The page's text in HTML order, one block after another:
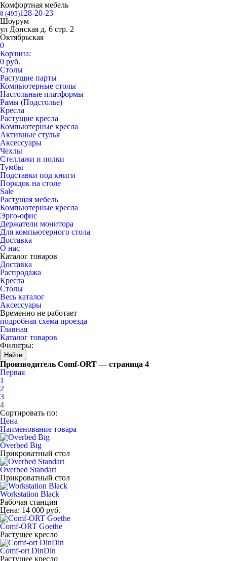
Комфортная мебель
8 (495)128-20-23
Шоурум
ул Донская д. 6 стр. 2
Октябрьская
0
Корзина:
0 руб.
Столы
Растущие парты
Компьютерные столы
Настольные платформы
Рамы (Подстолье)
Кресла
Растущие кресла
Компьютерные кресла
Активные стулья
Аксессуары
Чехлы
Стеллажи и полки
Тумбы
Подставки под книги
Порядок на столе
Sale
Растущая мебель
Компьютерные кресла
Эрго-офис
Держатели монитора
Для компьютерного стола
Доставка
О нас
Каталог товаров
Доставка
Распродажа
Кресла
Столы
Весь каталог
Аксессуары
Временно не работает
подробная схема проезда
Главная
Каталог товаров
Фильтры:
Производитель Comf-ORT — страница 4
Первая
1
2
3
4
Сортировать по:
Цена
Наименование товара
Overbed Big
Прикроватный стол
Overbed Standart
Прикроватный стол
Workstation Black
Рабочая станция
Цена: 14 000 руб.
Comf-ORT Goethe
Растущее кресло
Comf-ort DinDin
Растущее кресло